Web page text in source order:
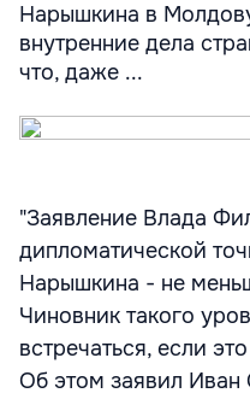
Нарышкина в
внутренние дела
что, даже ...
"Заявление Влада
дипломатической
Нарышкина - не
Чиновник такого
встречаться, если
Об этом заявил Иван